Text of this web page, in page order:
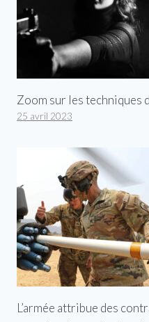
Zoom sur les techniques
25 avril 2023
L’armée attribue des